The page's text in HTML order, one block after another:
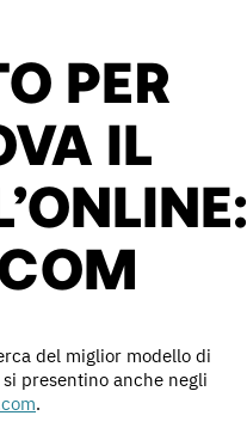
PER
IL
del miglior modello di
presentino anche negli
.